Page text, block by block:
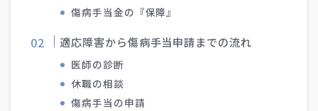
傷病手当金の『保障』
適応障害から傷病手当申請までの流れ
医師の診断
休職の相談
傷病手当の申請